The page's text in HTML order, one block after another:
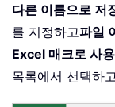
다른 이름으로 저
를 지정하고파일
Excel 매크로 사
목록에서 선택하